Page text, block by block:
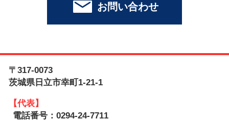
お問い合わせ
〒317-0073
茨城県日立市幸町1-21-1
【代表】
電話番号：0294-24-7711